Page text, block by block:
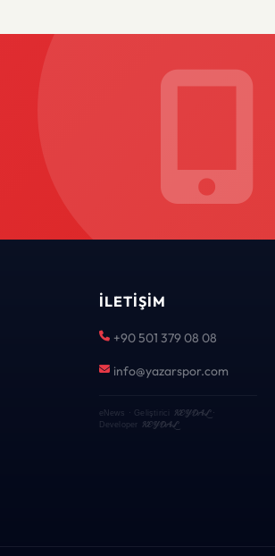
İLETIŞIM
+90 501 379 08 08
info@yazarspor.com
eNews · Geliştirici KEYDAL·
Developer KEYDAL